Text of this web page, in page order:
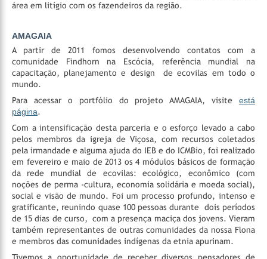
área em litígio com os fazendeiros da região.
AMAGAIA
A partir de 2011 fomos desenvolvendo contatos com a
comunidade Findhorn na Escócia, referência mundial na
capacitação, planejamento e design de ecovilas em todo o
mundo.
Para acessar o portfólio do projeto AMAGAIA, visite está
página.
Com a intensificação desta parceria e o esforço levado a cabo
pelos membros da igreja de Viçosa, com recursos coletados
pela irmandade e alguma ajuda do IEB e do ICMBio, foi realizado
em fevereiro e maio de 2013 os 4 módulos básicos de formação
da rede mundial de ecovilas: ecológico, econômico (com
noções de perma -cultura, economia solidária e moeda social),
social e visão de mundo. Foi um processo profundo, intenso e
gratificante, reunindo quase 100 pessoas durante dois períodos
de 15 dias de curso, com a presença maciça dos jovens. Vieram
também representantes de outras comunidades da nossa Flona
e membros das comunidades indígenas da etnia apurinam.